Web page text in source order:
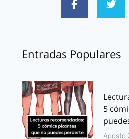
Entradas Populares
5
Agosto